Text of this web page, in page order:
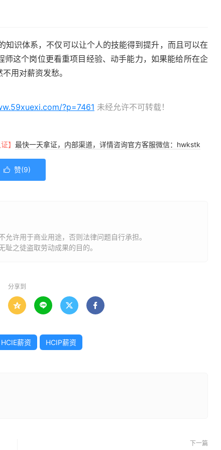
识体系，不仅可以让个人的技能得到提升，而且可以在
这个岗位更看重项目经验、动手能力，如果能给所在企
用对薪资发愁。
?p=7461 未经允许不可转载！
】 最快一天拿证，内部渠道，详情咨询官方客服微信：hwkstk
 赞(9)
许用于商业用途，否则法律问题自行承担。
之徒盗取劳动成果的目的。
分享到
   
HCIE薪资 HCIP薪资
下一篇